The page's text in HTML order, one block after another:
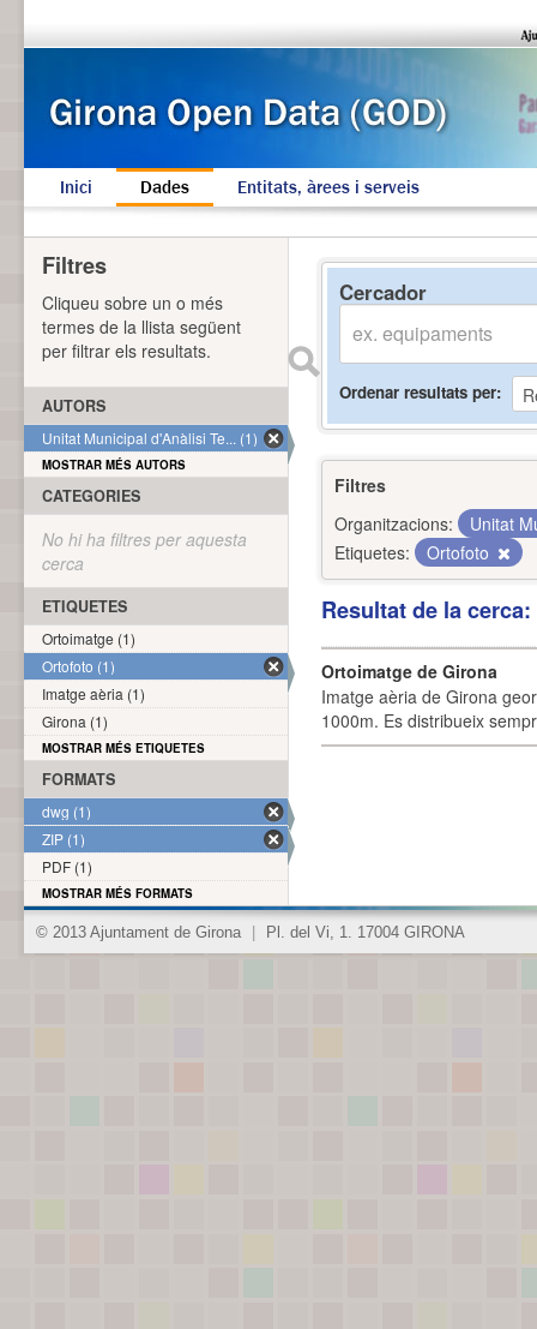
Inici Dades Entitats, àrees i serveis
Cercador
Ordenar resultats per
Filtres
Organitzacions:
Unitat
Etiquetes:
Ortofoto
Resultat de la
Ortoimatge de Girona
Imatge aèria de Girona
1000m. Es distribueix
Filtres
Cliqueu sobre un o més
termes de la llista següent
per filtrar els resultats.
AUTORS
Unitat Municipal d'Anàlisi Te... (1)
MOSTRAR MÉS AUTORS
CATEGORIES
No hi ha filtres per aquesta
cerca
ETIQUETES
Ortoimatge (1)
Ortofoto (1)
Imatge aèria (1)
Girona (1)
MOSTRAR MÉS ETIQUETES
FORMATS
dwg (1)
ZIP (1)
PDF (1)
MOSTRAR MÉS FORMATS
© 2013 Ajuntament de Girona Pl. del Vi, 1. 17004 GIRONA